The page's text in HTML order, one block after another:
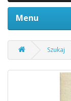
Menu
Szukaj